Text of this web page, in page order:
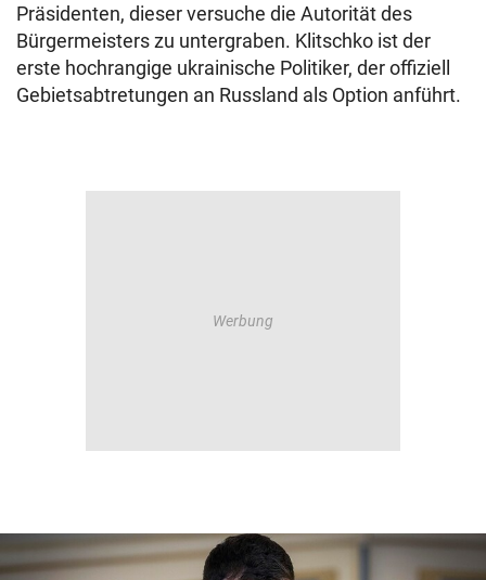
Präsidenten, dieser versuche die Autorität des
Bürgermeisters zu untergraben. Klitschko ist der
erste hochrangige ukrainische Politiker, der offiziell
Gebietsabtretungen an Russland als Option anführt.